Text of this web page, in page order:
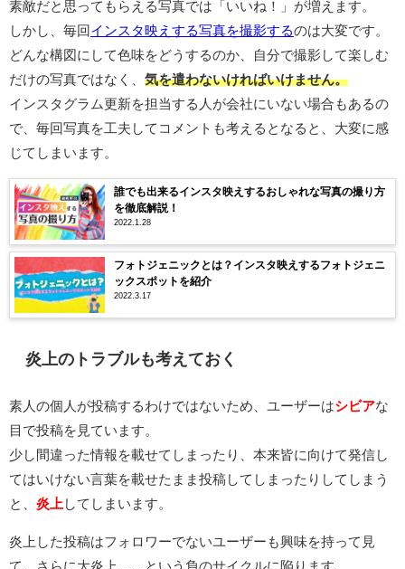
素敵だと思ってもらえる写真では「いいね！」が増えます。
しかし、毎回 インスタ映えする写真を撮影するのは大変です。
どんな構図にして色味をどうするのか、自分で撮影して楽しむ
だけの写真ではなく、 気を遣わないければいけません。
インスタグラム更新を担当する人が会社にいない場合もあるの
で、毎回写真を工夫してコメントも考えるとなると、大変に感
じてしまいます。
誰でも出来るインスタ映えするおしゃれな写真の撮り方
を徹底解説！
2022.1.28
フォトジェニックとは？インスタ映えするフォトジェニ
ックスポットを紹介
2022.3.17
炎上のトラブルも考えておく
素人の個人が投稿するわけではないため、ユーザーはシビアな
目で投稿を見ています。
少し間違った情報を載せてしまったり、本来皆に向けて発信し
てはいけない言葉を載せたまま投稿してしまったりしてしまう
と、 炎上 してしまいます。
炎上した投稿はフォロワーでないユーザーも興味を持って見
て、さらに大炎上……という負のサイクルに陥ります。